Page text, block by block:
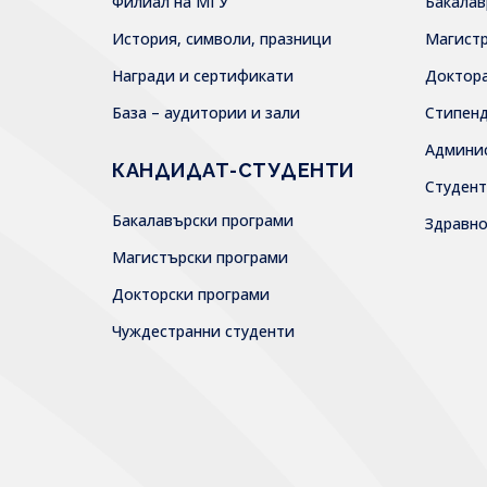
История, символи, празници
Награди и сертификати
База – аудитории и зали
КАНДИДАТ-СТУДЕНТИ
Бакалавърски програми
Магистърски програми
Докторски програми
Чуждестранни студенти